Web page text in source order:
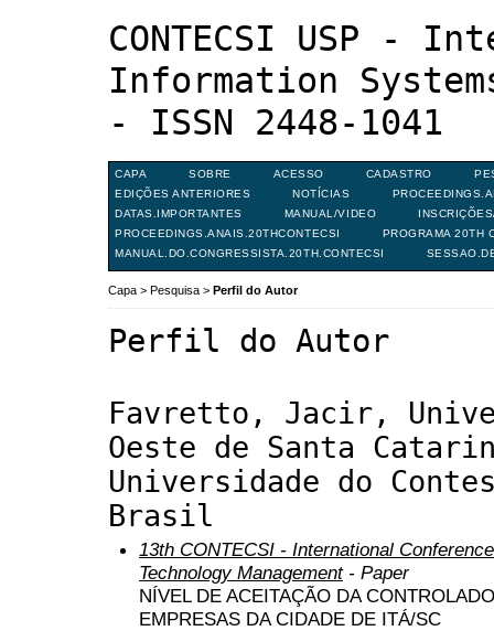
CONTECSI USP -
Information
- ISSN 2448-1041
CAPA SOBRE ACESSO CADASTRO
EDIÇÕES ANTERIORES
NOTÍCIAS
DATAS.IMPORTANTES
MANUAL/VIDEO
PROCEEDINGS.ANAIS.20THCONTECSI
PROGRAMA 20TH
MANUAL.DO.CONGRESSISTA.20TH.CONTECSI
Capa > Pesquisa > Perfil do Autor
Perfil do Autor
Favretto, Jacir,
Oeste de Santa
Universidade do
Brasil
13th CONTECSI - International
Technology Management- Paper
NÍVEL DE ACEITAÇÃO DA
EMPRESAS DA CIDADE DE ITÁ/SC